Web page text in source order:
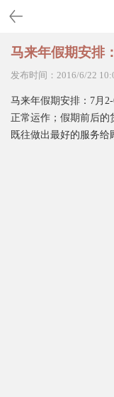
马来年假期安排：
发布时间：2016/6/22
马来年假期安排：7月
正常运作；假期前后的
既往做出最好的服务给